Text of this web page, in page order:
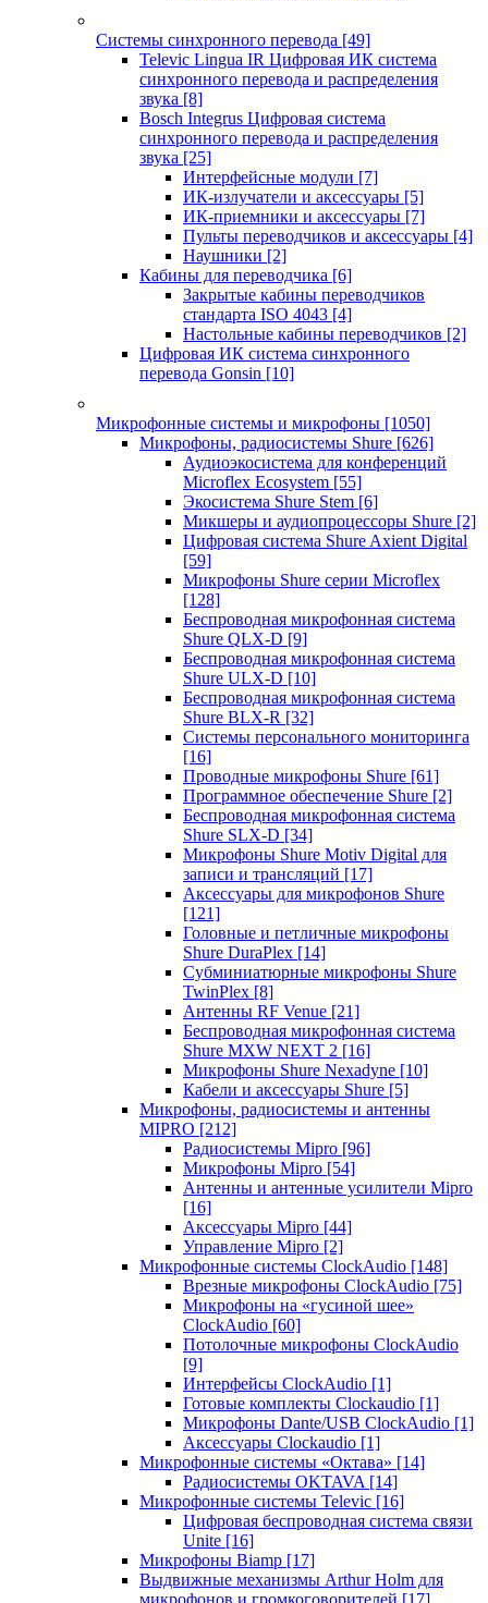
Системы синхронного перевода [49]
Televic Lingua IR Цифровая ИК система
синхронного перевода и распределения
звука [8]
Bosch Integrus Цифровая система
синхронного перевода и распределения
звука [25]
Интерфейсные модули [7]
ИК-излучатели и аксессуары [5]
ИК-приемники и аксессуары [7]
Пульты переводчиков и аксессуары [4]
Наушники [2]
Кабины для переводчика [6]
Закрытые кабины переводчиков
стандарта ISO 4043 [4]
Настольные кабины переводчиков [2]
Цифровая ИК система синхронного
перевода Gonsin [10]
Микрофонные системы и микрофоны [1050]
Микрофоны, радиосистемы Shure [626]
Аудиоэкосистема для конференций
Microflex Ecosystem [55]
Экосистема Shure Stem [6]
Микшеры и аудиопроцессоры Shure [2]
Цифровая система Shure Axient Digital
[59]
Микрофоны Shure серии Microflex
[128]
Беспроводная микрофонная система
Shure QLX-D [9]
Беспроводная микрофонная система
Shure ULX-D [10]
Беспроводная микрофонная система
Shure BLX-R [32]
Системы персонального мониторинга
[16]
Проводные микрофоны Shure [61]
Программное обеспечение Shure [2]
Беспроводная микрофонная система
Shure SLX-D [34]
Микрофоны Shure Motiv Digital для
записи и трансляций [17]
Аксессуары для микрофонов Shure
[121]
Головные и петличные микрофоны
Shure DuraPlex [14]
Субминиатюрные микрофоны Shure
TwinPlex [8]
Антенны RF Venue [21]
Беспроводная микрофонная система
Shure MXW NEXT 2 [16]
Микрофоны Shure Nexadyne [10]
Кабели и аксессуары Shure [5]
Микрофоны, радиосистемы и антенны
MIPRO [212]
Радиосистемы Mipro [96]
Микрофоны Mipro [54]
Антенны и антенные усилители Mipro
[16]
Аксессуары Mipro [44]
Управление Mipro [2]
Микрофонные системы ClockAudio [148]
Врезные микрофоны ClockAudio [75]
Микрофоны на «гусиной шее»
ClockAudio [60]
Потолочные микрофоны ClockAudio
[9]
Интерфейсы ClockAudio [1]
Готовые комплекты Clockaudio [1]
Микрофоны Dante/USB ClockAudio [1]
Аксессуары Clockaudio [1]
Микрофонные системы «Октава» [14]
Радиосистемы OKTAVA [14]
Микрофонные системы Televic [16]
Цифровая беспроводная система связи
Unite [16]
Микрофоны Biamp [17]
Выдвижные механизмы Arthur Holm для
микрофонов и громкоговорителей [17]